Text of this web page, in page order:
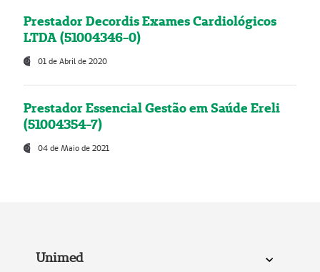
Prestador Decordis Exames Cardiológicos
LTDA (51004346-0)
01 de Abril de 2020
Prestador Essencial Gestão em Saúde Ereli
(51004354-7)
04 de Maio de 2021
Unimed